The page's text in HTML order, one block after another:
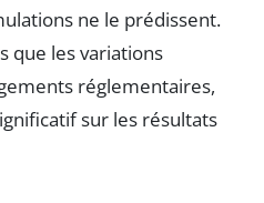
ne le prédissent.
que les variations
réglementaires,
sur les résultats